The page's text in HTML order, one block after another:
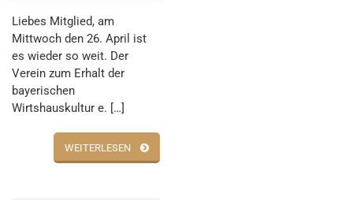
Liebes Mitglied, am
Mittwoch den 26. April ist
es wieder so weit. Der
Verein zum Erhalt der
bayerischen
Wirtshauskultur e. […]
WEITERLESEN